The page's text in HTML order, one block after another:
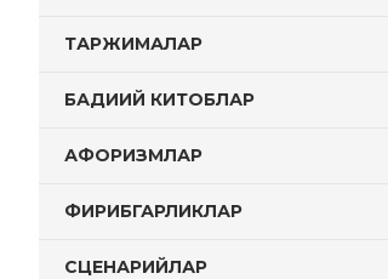
ТАРЖИМАЛАР
БАДИИЙ КИТОБЛАР
АФОРИЗМЛАР
ФИРИБГАРЛИКЛАР
СЦЕНАРИЙЛАР